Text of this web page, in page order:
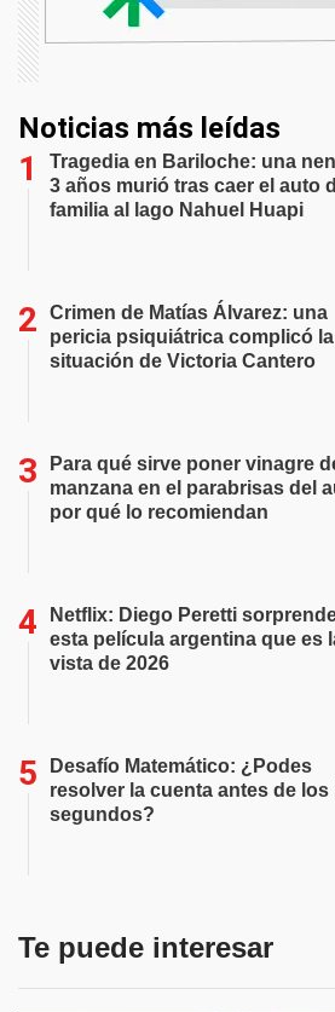
Noticias más leídas
Tragedia en Bariloche: una
3 años murió tras caer el auto
familia al lago Nahuel Huapi
Crimen de Matías Álvarez: una
pericia psiquiátrica complicó la
situación de Victoria Cantero
Para qué sirve poner vinagre
manzana en el parabrisas del
por qué lo recomiendan
Netflix: Diego Peretti
esta película argentina que es
vista de 2026
Desafío Matemático: ¿Podes
resolver la cuenta antes de los
segundos?
Te puede interesar